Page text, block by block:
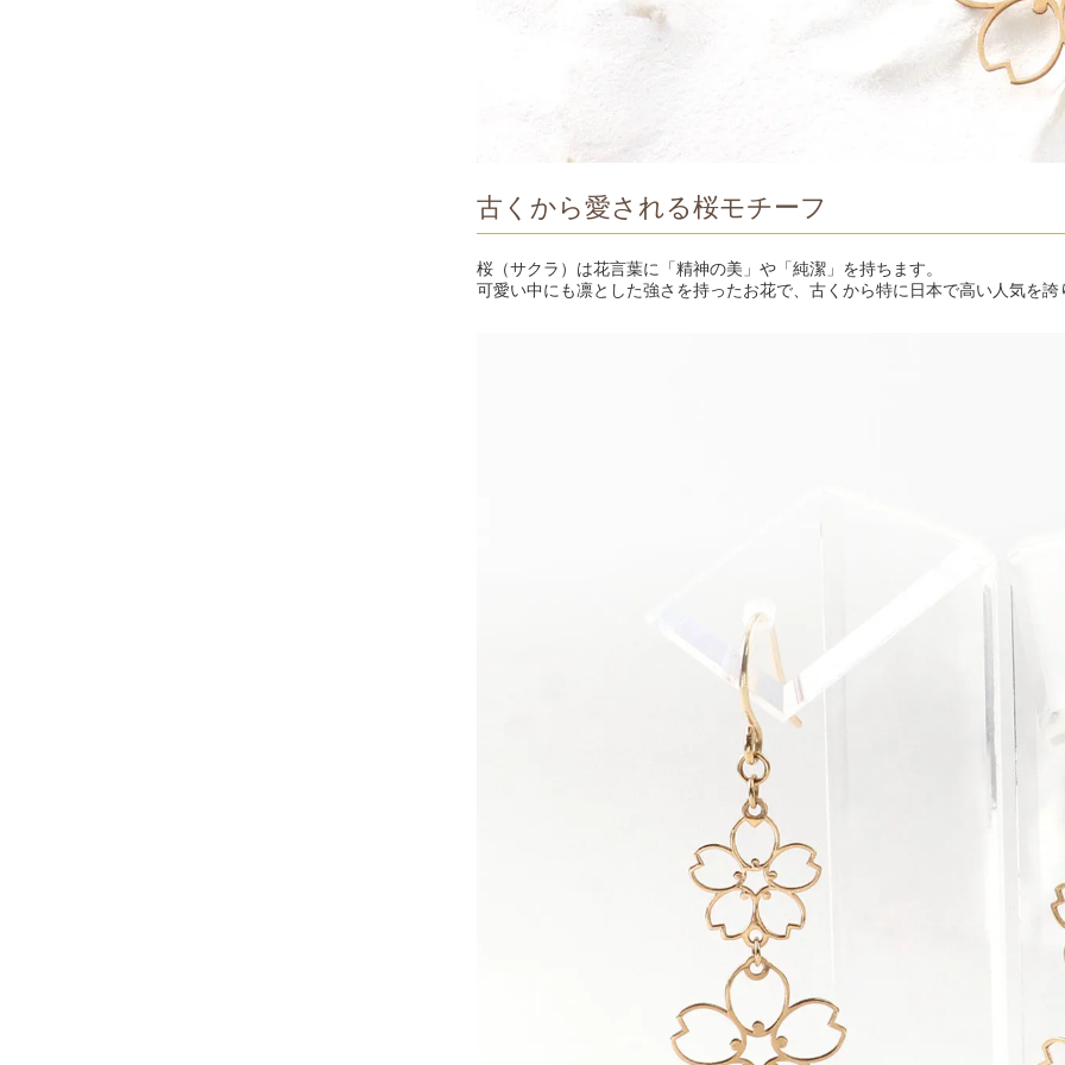
古くから愛される桜モチーフ
桜（サクラ）は花言葉に「精神の美」や「純潔」を持ちます。
可愛い中にも凛とした強さを持ったお花で、古くから特に日本で高い人気を誇